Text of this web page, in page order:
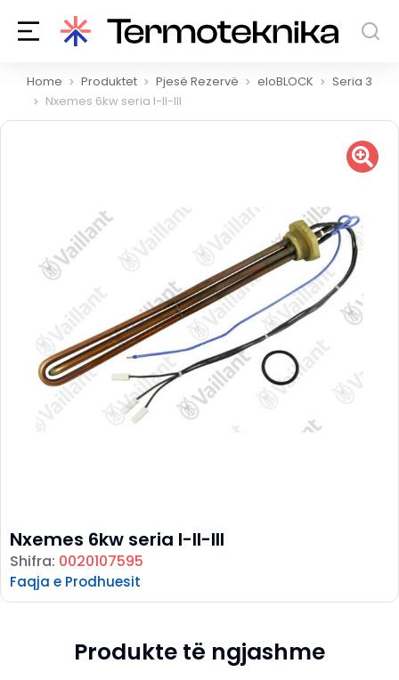
You are here:
Home Produktet Pjesë Rezervë eloBLOCK
Seria 3
Nxemes 6kw seria I-II-III
Nxemes 6kw seria I-II-III
Shifra: 0020107595
Faqja e Prodhuesit
Produkte të ngjashme